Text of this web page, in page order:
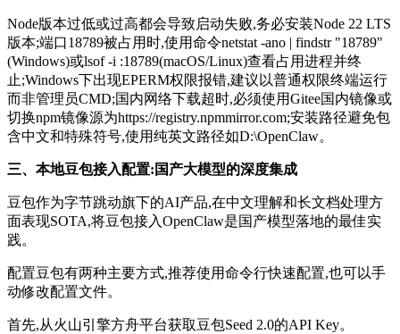
Node版本过低或过高都会导致启动失败,务必安装Node 22 LTS
版本;端口18789被占用时,使用命令netstat -ano | findstr "18789"
(Windows)或lsof -i :18789(macOS/Linux)查看占用进程并终
止;Windows下出现EPERM权限报错,建议以普通权限终端运行
而非管理员CMD;国内网络下载超时,必须使用Gitee国内镜像或
切换npm镜像源为https://registry.npmmirror.com;安装路径避免包
含中文和特殊符号,使用纯英文路径如D:\OpenClaw。
三、本地豆包接入配置:国产大模型的深度集成
豆包作为字节跳动旗下的AI产品,在中文理解和长文档处理方
面表现SOTA,将豆包接入OpenClaw是国产模型落地的最佳实
践。
配置豆包有两种主要方式,推荐使用命令行快速配置,也可以手
动修改配置文件。
首先,从火山引擎方舟平台获取豆包Seed 2.0的API Key。